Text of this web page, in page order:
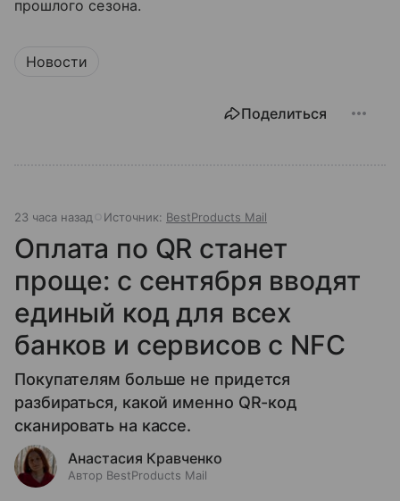
прошлого сезона.
Новости
Поделиться
23 часа назад Источник: BestProducts Mail
Оплата по QR станет
проще: с сентября вводят
единый код для всех
банков и сервисов с NFC
Покупателям больше не придется
разбираться, какой именно QR-код
сканировать на кассе.
Анастасия Кравченко
Автор BestProducts Mail